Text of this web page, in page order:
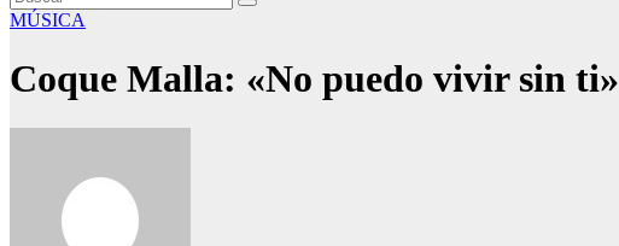
MÚSICA
Coque Malla: «No puedo vivir sin ti»